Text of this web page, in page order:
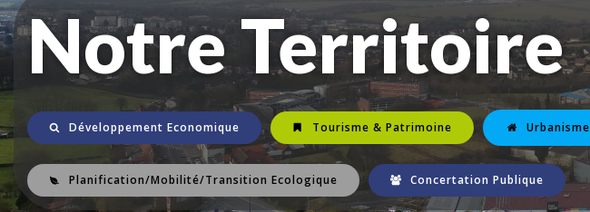
Notre Territoire
Développement Economique Tourisme & Patrimoine Urbanisme
Planification/Mobilité/Transition Ecologique Concertation Publique